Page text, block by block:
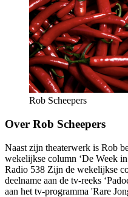
Rob Scheepers
Over Rob Scheepers
Naast zijn theaterwerk is Rob
wekelijkse column ‘De Week
Radio 538 Zijn de wekelijkse
deelname aan de tv-reeks
aan het tv-programma 'Rare